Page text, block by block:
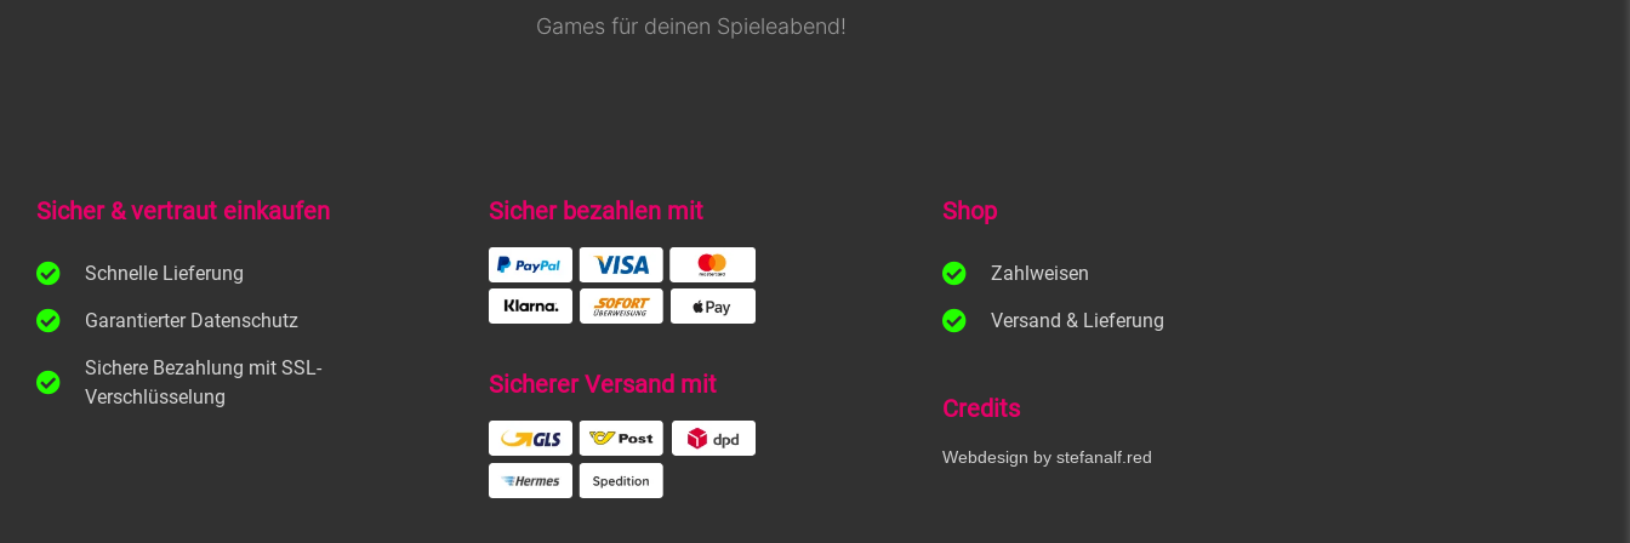
Games für deinen Spieleabend!
Sicher & vertraut einkaufen
Schnelle Lieferung
Garantierter Datenschutz
Sichere Bezahlung mit SSL-
Verschlüsselung
Sicher bezahlen mit
Sicherer Versand mit
Shop
Zahlweisen
Versand & Lieferung
Credits
Webdesign by stefanalf.red